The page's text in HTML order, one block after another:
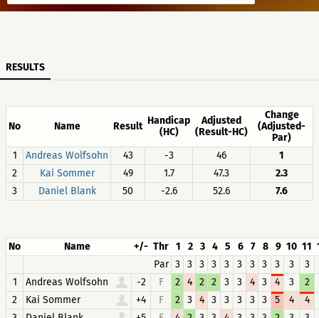
RESULTS
No Name Result Handicap
(HC)
Adjusted
(Result-HC)
Change
(Adjusted-
Par)
1
Andreas Wolfsohn 43 -3 46
1
2
Kai Sommer 49 1.7 47.3
2.3
3
Daniel Blank 50 -2.6 52.6 7.6
No Name +/- Thr 1 2 3 4 5 6 7 8 9 10 11
Par 3 3 3 3 3 3 3 3 3 3
3
1
Andreas Wolfsohn -2 F 2 4 2 2 3 3 4 3 4 3
2
2
Kai Sommer +4 F 2 3 4 3 3 3 3 3 5 4
4